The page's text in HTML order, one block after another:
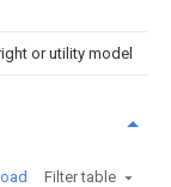
or utility model
Filter table